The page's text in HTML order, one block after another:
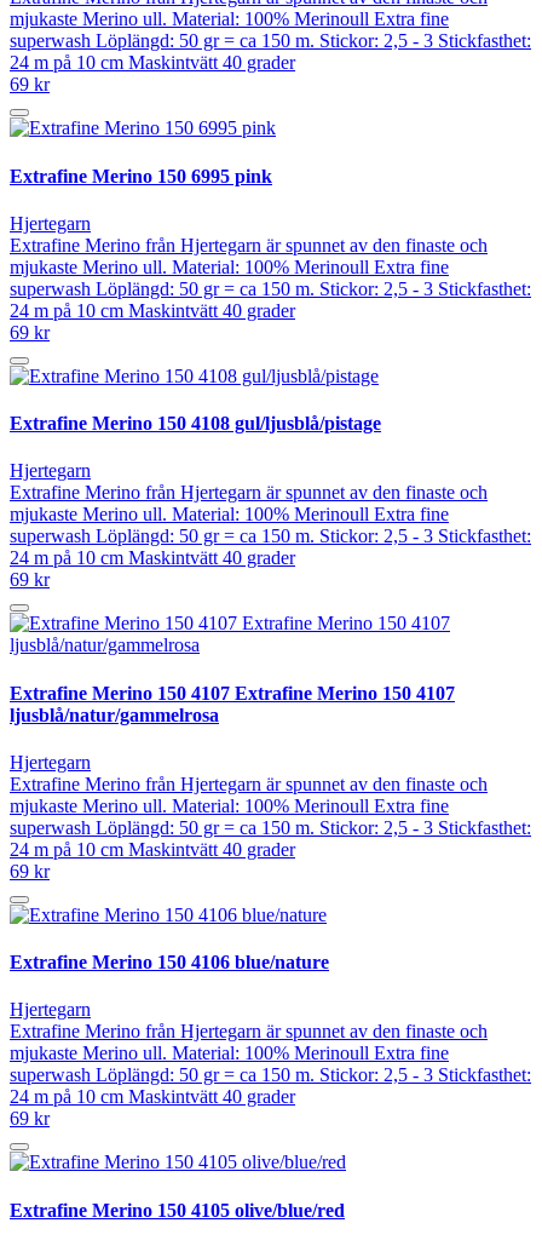
mjukaste Merino ull. Material: 100% Merinoull Extra fine
superwash Löplängd: 50 gr = ca 150 m. Stickor: 2,5 - 3 Stickfasthet:
24 m på 10 cm Maskintvätt 40 grader
69 kr
Extrafine Merino 150 6995 pink
Hjertegarn
Extrafine Merino från Hjertegarn är spunnet av den finaste och
mjukaste Merino ull. Material: 100% Merinoull Extra fine
superwash Löplängd: 50 gr = ca 150 m. Stickor: 2,5 - 3 Stickfasthet:
24 m på 10 cm Maskintvätt 40 grader
69 kr
Extrafine Merino 150 4108 gul/ljusblå/pistage
Hjertegarn
Extrafine Merino från Hjertegarn är spunnet av den finaste och
mjukaste Merino ull. Material: 100% Merinoull Extra fine
superwash Löplängd: 50 gr = ca 150 m. Stickor: 2,5 - 3 Stickfasthet:
24 m på 10 cm Maskintvätt 40 grader
69 kr
Extrafine Merino 150 4107 Extrafine Merino 150 4107
ljusblå/natur/gammelrosa
Hjertegarn
Extrafine Merino från Hjertegarn är spunnet av den finaste och
mjukaste Merino ull. Material: 100% Merinoull Extra fine
superwash Löplängd: 50 gr = ca 150 m. Stickor: 2,5 - 3 Stickfasthet:
24 m på 10 cm Maskintvätt 40 grader
69 kr
Extrafine Merino 150 4106 blue/nature
Hjertegarn
Extrafine Merino från Hjertegarn är spunnet av den finaste och
mjukaste Merino ull. Material: 100% Merinoull Extra fine
superwash Löplängd: 50 gr = ca 150 m. Stickor: 2,5 - 3 Stickfasthet:
24 m på 10 cm Maskintvätt 40 grader
69 kr
Extrafine Merino 150 4105 olive/blue/red